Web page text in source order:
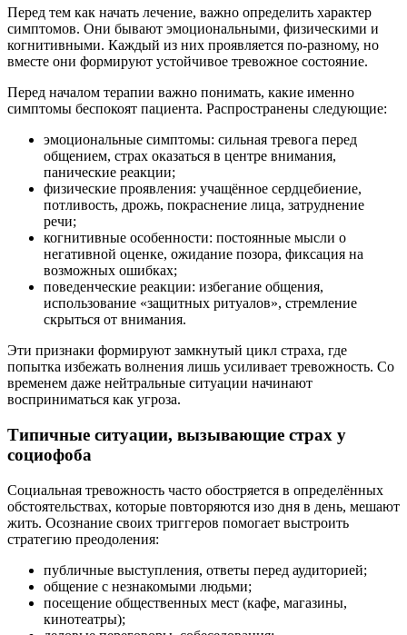
Перед тем как начать лечение, важно определить характер
симптомов. Они бывают эмоциональными, физическими и
когнитивными. Каждый из них проявляется по-разному, но
вместе они формируют устойчивое тревожное состояние.
Перед началом терапии важно понимать, какие именно
симптомы беспокоят пациента. Распространены следующие:
эмоциональные симптомы: сильная тревога перед
общением, страх оказаться в центре внимания,
панические реакции;
физические проявления: учащённое сердцебиение,
потливость, дрожь, покраснение лица, затруднение
речи;
когнитивные особенности: постоянные мысли о
негативной оценке, ожидание позора, фиксация на
возможных ошибках;
поведенческие реакции: избегание общения,
использование «защитных ритуалов», стремление
скрыться от внимания.
Эти признаки формируют замкнутый цикл страха, где
попытка избежать волнения лишь усиливает тревожность. Со
временем даже нейтральные ситуации начинают
восприниматься как угроза.
Типичные ситуации, вызывающие страх у
социофоба
Социальная тревожность часто обостряется в определённых
обстоятельствах, которые повторяются изо дня в день, мешают
жить. Осознание своих триггеров помогает выстроить
стратегию преодоления:
публичные выступления, ответы перед аудиторией;
общение с незнакомыми людьми;
посещение общественных мест (кафе, магазины,
кинотеатры);